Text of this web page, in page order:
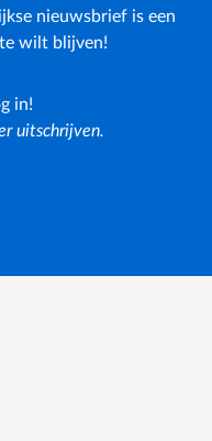
nieuwsbrief is een
wilt blijven!
in!
uitschrijven.